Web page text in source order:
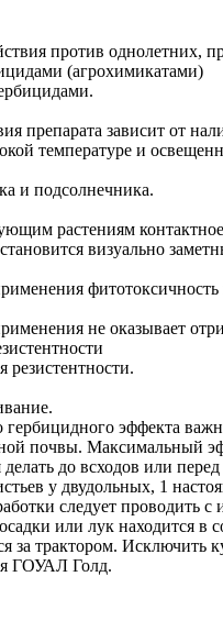
против однолетних,
(агрохимикатами)
препарата зависит от
температуре и
и подсолнечника.
растениям
визуально
фитотоксичность
не оказывает
резистентности.
эффекта
почвы. Максимальный
делать до всходов или
у двудольных, 1
следует проводить
или лук находится в
за трактором.
ГОУАЛ Голд.